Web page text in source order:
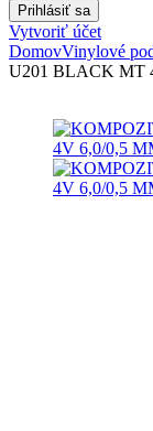
Vytvoriť účet
DomovVinylové
U201 BLACK MT